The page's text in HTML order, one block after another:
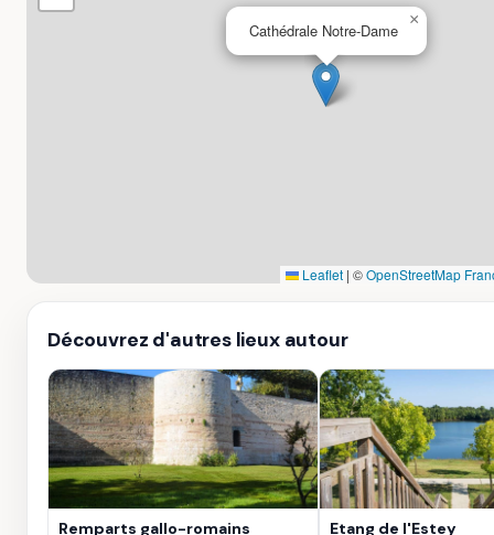
Cathédrale Notre-Dame
×
Leaflet | ©OpenStreetMap
Découvrez d'autres lieux autour
Remparts gallo-romains Etang de l'Estey